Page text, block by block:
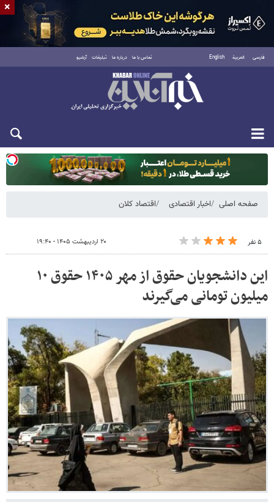
فارسی العربية English تماس با ما درباره ما تبلیغات آرشیو
یکشنبه ۱۸ مرداد ۱۴۰۵
صفحه اصلی اخبار اقتصادی اقتصاد کلان
۵ نفر ۲۰ اردیبهشت ۱۴۰۵ - ۱۹:۴۰
این دانشجویان حقوق از مهر ۱۴۰۵ حقوق ۱۰
میلیون تومانی می‌گیرند
×